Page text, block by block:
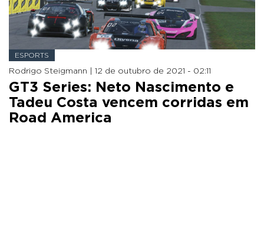
ESPORTS
Rodrigo Steigmann | 12 de outubro de 2021 - 02:11
GT3 Series: Neto Nascimento e
Tadeu Costa vencem corridas em
Road America